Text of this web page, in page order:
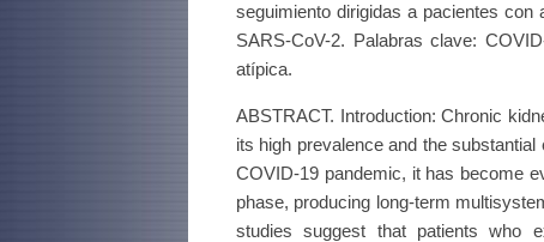
seguimiento dirigidas a pacientes con
SARS-CoV-2. Palabras clave:
atípica.
ABSTRACT. Introduction: Chronic
its high prevalence and the
COVID-19 pandemic, it has become
phase, producing long-term
studies suggest that patients who